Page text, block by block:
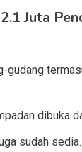
Juta
gudang
dibuka
sudah